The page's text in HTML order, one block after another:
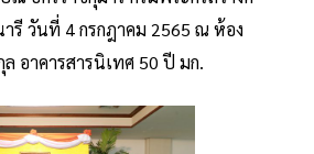
รี วันที่ 4 กรกฎาคม 2565 ณ ห้อง
อาคารสารนิเทศ 50 ปี มก.